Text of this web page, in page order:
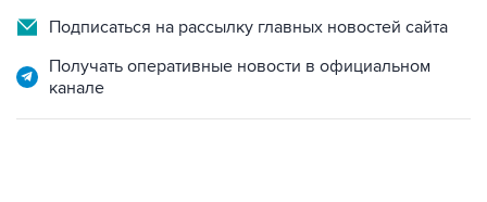
Подписаться на рассылку главных новостей сайта
Получать оперативные новости в официальном
канале